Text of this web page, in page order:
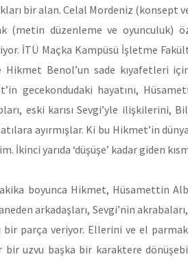
bir alan. Celal Mordeniz (konsept
(metin düzenleme ve oyunculuk)
İTÜ Maçka Kampüsü İşletme
Benol’un sade kıyafetleri
gecekondudaki hayatını,
eski karısı Sevgi’yle ilişkilerini,
ayırmışlar. Ki bu Hikmet’in
İkinci yarıda ‘düşüşe’ kadar giden
boyunca Hikmet, Hüsamettin
arkadaşları, Sevgi’nin
parça veriyor. Ellerini ve el
bir uzvu başka bir karaktere